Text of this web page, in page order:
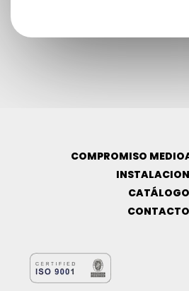
COMPROMISO
CATÁLOGO
CONTACTO